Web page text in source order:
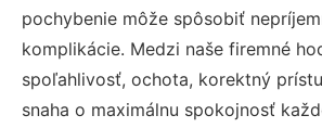
pochybenie môže spôsobiť
komplikácie. Medzi naše firemné
spoľahlivosť, ochota, korektný
snaha o maximálnu spokojnosť